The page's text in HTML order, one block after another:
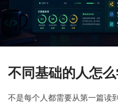
不同基础的人怎
不是每个人都需要从第一篇读